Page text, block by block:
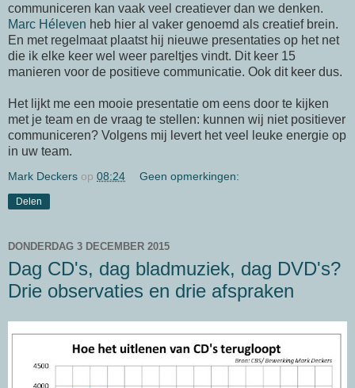
communiceren kan vaak veel creatiever dan we denken.
Marc Héleven heb hier al vaker genoemd als creatief brein.
En met regelmaat plaatst hij nieuwe presentaties op het net
die ik elke keer wel weer pareltjes vindt. Dit keer 15
manieren voor de positieve communicatie. Ook dit keer dus.
Het lijkt me een mooie presentatie om eens door te kijken
met je team en de vraag te stellen: kunnen wij niet positiever
communiceren? Volgens mij levert het veel leuke energie op
in uw team.
Mark Deckers op 08:24 Geen opmerkingen:
Delen
DONDERDAG 3 DECEMBER 2015
Dag CD's, dag bladmuziek, dag DVD's?
Drie observaties en drie afspraken